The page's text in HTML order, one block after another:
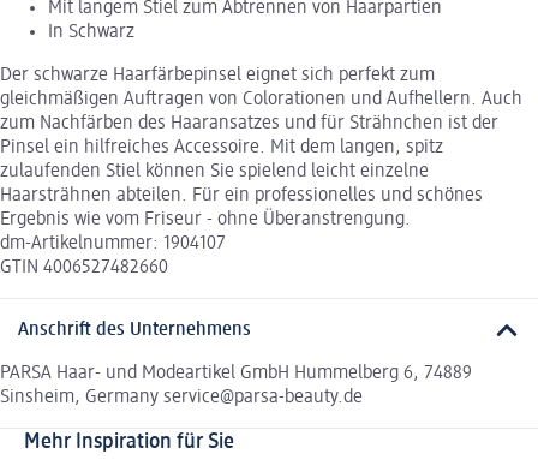
Mit langem Stiel zum Abtrennen von Haarpartien
In Schwarz
Der schwarze Haarfärbepinsel eignet sich perfekt zum
gleichmäßigen Auftragen von Colorationen und Aufhellern. Auch
zum Nachfärben des Haaransatzes und für Strähnchen ist der
Pinsel ein hilfreiches Accessoire. Mit dem langen, spitz
zulaufenden Stiel können Sie spielend leicht einzelne
Haarsträhnen abteilen. Für ein professionelles und schönes
Ergebnis wie vom Friseur - ohne Überanstrengung.
dm-Artikelnummer: 1904107
GTIN 4006527482660
Anschrift des Unternehmens
PARSA Haar- und Modeartikel GmbH Hummelberg 6, 74889
Sinsheim, Germany service@parsa-beauty.de
Mehr Inspiration für Sie